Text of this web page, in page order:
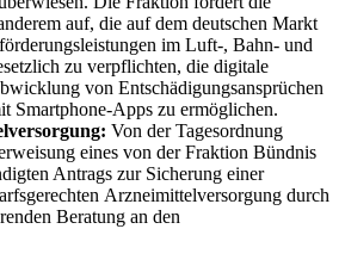
auf, die auf dem deutschen Markt
im Luft-, Bahn- und
zu verpflichten, die digitale
von Entschädigungsansprüchen
Smartphone-Apps zu ermöglichen.
Von der Tagesordnung
eines von der Fraktion Bündnis
Antrags zur Sicherung einer
Arzneimittelversorgung durch
Beratung an den